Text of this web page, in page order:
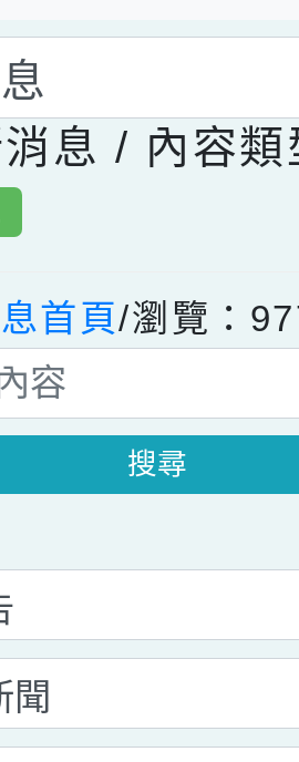
面內容會更
息 / 內容類
首頁/瀏覽：
搜尋